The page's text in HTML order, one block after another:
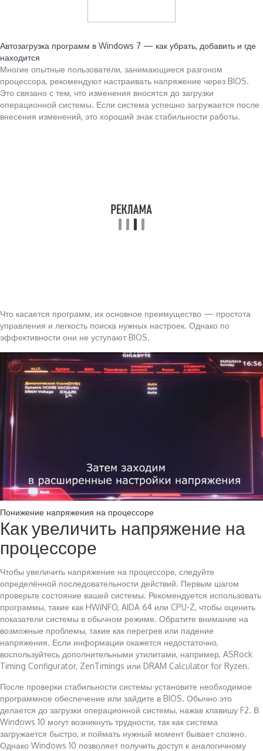
Автозагрузка программ в Windows 7 — как убрать, добавить и где
находится
Многие опытные пользователи, занимающиеся разгоном
процессора, рекомендуют настраивать напряжение через BIOS.
Это связано с тем, что изменения вносятся до загрузки
операционной системы. Если система успешно загружается после
внесения изменений, это хороший знак стабильности работы.
Что касается программ, их основное преимущество — простота
управления и легкость поиска нужных настроек. Однако по
эффективности они не уступают BIOS.
Понижение напряжения на процессоре
Как увеличить напряжение на
процессоре
Чтобы увеличить напряжение на процессоре, следуйте
определённой последовательности действий. Первым шагом
проверьте состояние вашей системы. Рекомендуется использовать
программы, такие как HWiNFO, AIDA 64 или CPU-Z, чтобы оценить
показатели системы в обычном режиме. Обратите внимание на
возможные проблемы, такие как перегрев или падение
напряжения. Если информации окажется недостаточно,
воспользуйтесь дополнительными утилитами, например, ASRock
Timing Configurator, ZenTimings или DRAM Calculator for Ryzen.
После проверки стабильности системы установите необходимое
программное обеспечение или зайдите в BIOS. Обычно это
делается до загрузки операционной системы, нажав клавишу F2. В
Windows 10 могут возникнуть трудности, так как система
загружается быстро, и поймать нужный момент бывает сложно.
Однако Windows 10 позволяет получить доступ к аналогичному